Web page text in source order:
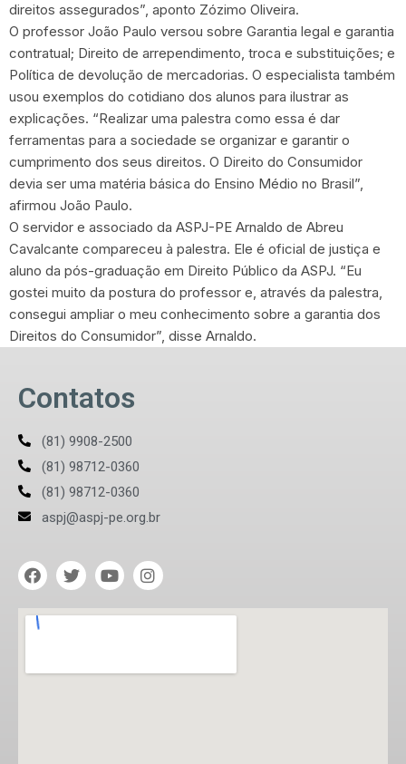
direitos assegurados”, aponto Zózimo Oliveira.
O professor João Paulo versou sobre Garantia legal e garantia
contratual; Direito de arrependimento, troca e substituições; e
Política de devolução de mercadorias. O especialista também
usou exemplos do cotidiano dos alunos para ilustrar as
explicações. “Realizar uma palestra como essa é dar
ferramentas para a sociedade se organizar e garantir o
cumprimento dos seus direitos. O Direito do Consumidor
devia ser uma matéria básica do Ensino Médio no Brasil”,
afirmou João Paulo.
O servidor e associado da ASPJ-PE Arnaldo de Abreu
Cavalcante compareceu à palestra. Ele é oficial de justiça e
aluno da pós-graduação em Direito Público da ASPJ. “Eu
gostei muito da postura do professor e, através da palestra,
consegui ampliar o meu conhecimento sobre a garantia dos
Direitos do Consumidor”, disse Arnaldo.
Contatos
(81) 9908-2500
(81) 98712-0360
(81) 98712-0360
aspj@aspj-pe.org.br